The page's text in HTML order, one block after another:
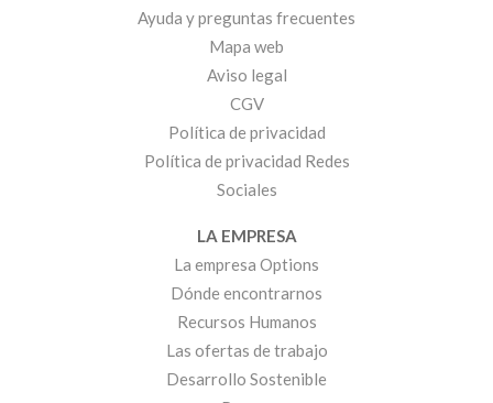
Ayuda y preguntas frecuentes
Mapa web
Aviso legal
CGV
Política de privacidad
Política de privacidad Redes
Sociales
LA EMPRESA
La empresa Options
Dónde encontrarnos
Recursos Humanos
Las ofertas de trabajo
Desarrollo Sostenible